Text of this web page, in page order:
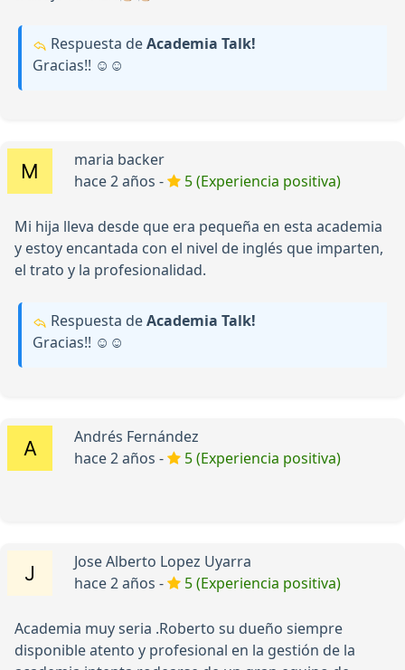
Respuesta deAcademia Talk!
Gracias!! ☺️☺️
maria backer
hace 2 años -
5 (Experiencia positiva)
Mi hija lleva desde que era pequeña en esta academia
y estoy encantada con el nivel de inglés que imparten,
el trato y la profesionalidad.
Respuesta deAcademia Talk!
Gracias!! ☺️☺️
Andrés Fernández
hace 2 años -
5 (Experiencia positiva)
Jose Alberto Lopez Uyarra
hace 2 años -
5 (Experiencia positiva)
Academia muy seria .Roberto su dueño siempre
disponible atento y profesional en la gestión de la